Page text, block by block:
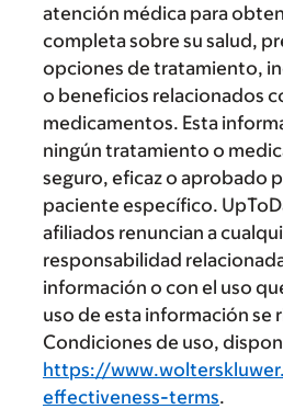
atención médica para
completa sobre su salud,
opciones de tratamiento,
o beneficios relacionados
medicamentos. Esta
ningún tratamiento o
seguro, eficaz o aprobado
paciente específico.
afiliados renuncian a
responsabilidad
información o con el uso
uso de esta información se
Condiciones de uso,
https://
effectiveness-terms.